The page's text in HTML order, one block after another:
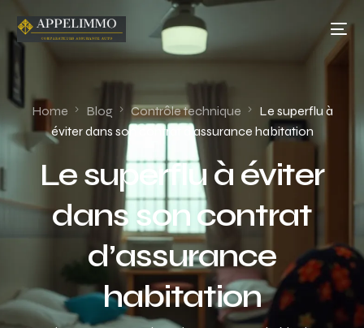
Home Blog Contrôle technique
Le superflu à
éviter dans son contrat d’assurance habitation
Le superflu à éviter
dans son contrat
d’assurance
habitation